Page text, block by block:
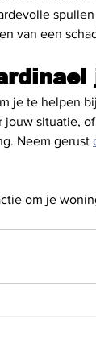
van een
je te helpen
situatie,
Neem gerust
om je